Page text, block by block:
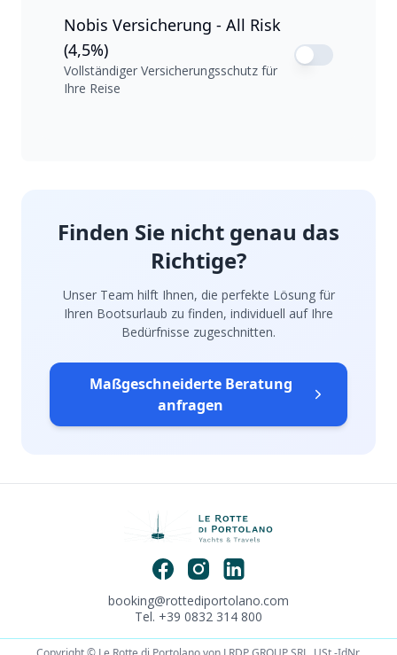
Nobis Versicherung - All Risk
(4,5%)
Vollständiger Versicherungsschutz für
Ihre Reise
Finden Sie nicht genau das
Richtige?
Unser Team hilft Ihnen, die perfekte Lösung für
Ihren Bootsurlaub zu finden, individuell auf Ihre
Bedürfnisse zugeschnitten.
Maßgeschneiderte Beratung
anfragen
booking@rottediportolano.com
Tel. +39 0832 314 800